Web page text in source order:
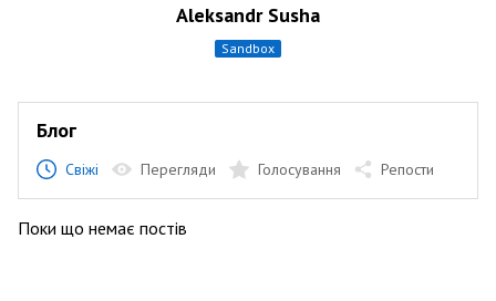
Aleksandr Susha
sandbox
Блог
Свіжі Перегляди Голосування Репости
Поки що немає постів